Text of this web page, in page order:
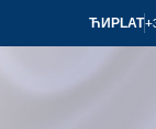
ЋИРLAT